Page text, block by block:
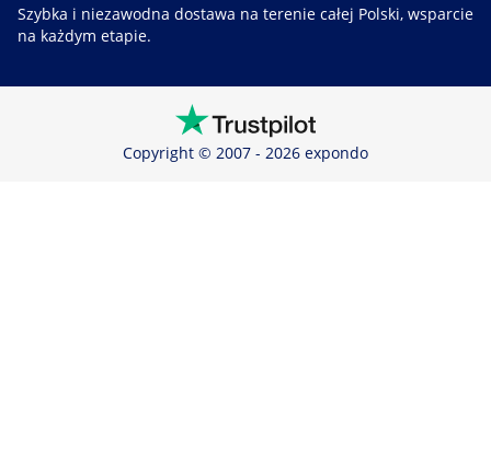
Szybka i niezawodna dostawa na terenie całej Polski, wsparcie
na każdym etapie.
Copyright © 2007 - 2026 expondo